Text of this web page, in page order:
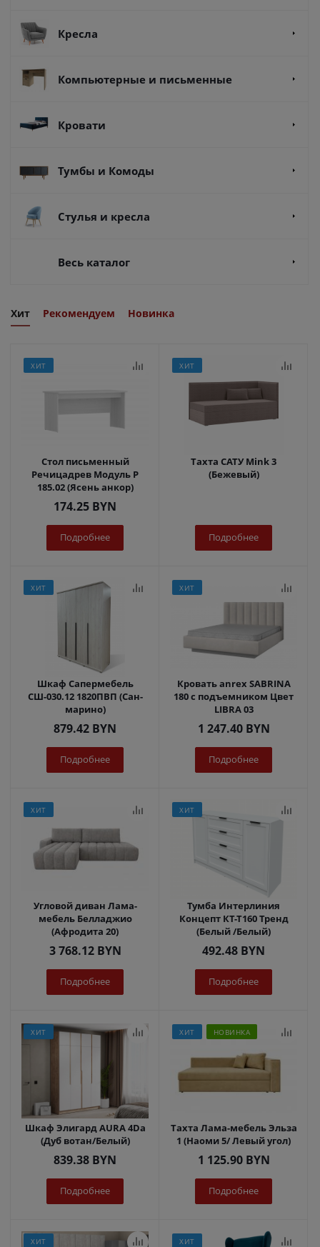
Кресла
Компьютерные и письменные
Кровати
Тумбы и Комоды
Стулья и кресла
Весь каталог
Хит Рекомендуем Новинка
ХИТ
Стол письменный
Речицадрев Модуль Р
185.02 (Ясень анкор)
174.25 BYN
Подробнее
ХИТ
Тахта САТУ Mink 3
(Бежевый)
Подробнее
ХИТ
Шкаф Сапермебель
СШ-030.12 1820ПВП (Сан-
марино)
879.42 BYN
Подробнее
ХИТ
Кровать anrex SABRINA
180 с подъемником Цвет
LIBRA 03
1 247.40BYN
Подробнее
ХИТ
Угловой диван Лама-
мебель Белладжио
(Афродита 20)
3 768.12BYN
Подробнее
ХИТ
Тумба Интерлиния
Концепт КТ-Т160 Тренд
(Белый /Белый)
492.48 BYN
Подробнее
ХИТ
Шкаф Элигард AURA 4Dа
(Дуб вотан/Белый)
839.38 BYN
Подробнее
ХИТ НОВИНКА
Тахта Лама-мебель Эльза
1 (Наоми 5/ Левый угол)
1 125.90BYN
Подробнее
ХИТ ХИТ